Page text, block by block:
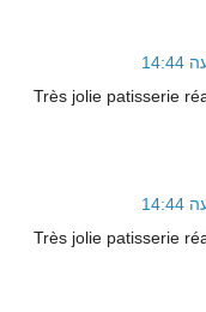
Très jolie patisserie
Très jolie patisserie